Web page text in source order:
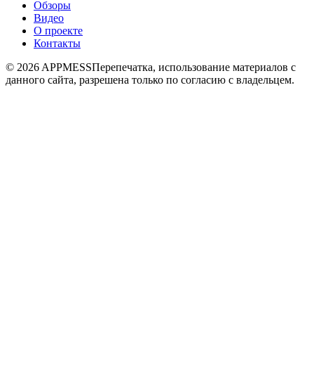
Обзоры
Видео
О проекте
Контакты
© 2026 APPMESSПерепечатка, использование материалов с
данного сайта, разрешена только по согласию с владельцем.